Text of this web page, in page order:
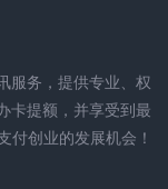
我们也应提高
本文能帮助大
项，更好地享
服务，提供专业、权
卡提额，并享受到最
付创业的发展机会！